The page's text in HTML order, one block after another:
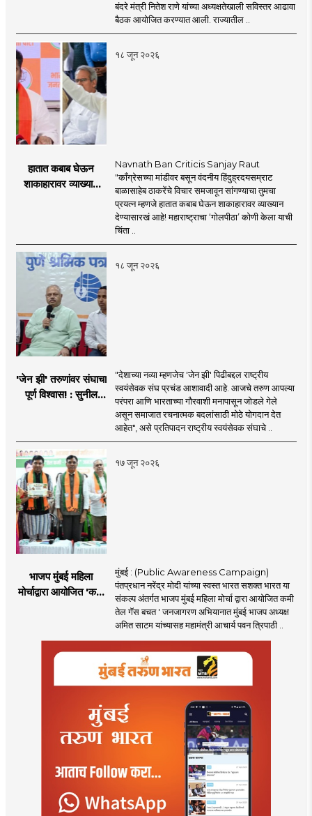
प्रस्ताव
बंदरे मंत्री नितेश राणे यांच्या अध्यक्षतेखाली सविस्तर आढावा
बैठक आयोजित करण्यात आली. राज्यातील ..
१८ जून २०२६
हातात कबाब घेऊन
शाकाहारावर व्याख्यान
Navnath Ban Criticis Sanjay Raut
"काँग्रेसच्या मांडीवर बसून वंदनीय हिंदुह्रदयसम्राट
बाळासाहेब ठाकरेंचे विचार समजावून सांगण्याचा तुमचा
प्रयत्न म्हणजे हातात कबाब घेऊन शाकाहारावर व्याख्यान
देण्यासारखं आहे! महाराष्ट्राचा ‘गोलपीठा’ कोणी केला याची
चिंता ..
१८ जून २०२६
'जेन झी' तरुणांवर संघाचा
पूर्ण विश्वास! : सुनील
"देशाच्या नव्या म्हणजेच 'जेन झी' पिढीबद्दल राष्ट्रीय
स्वयंसेवक संघ प्रचंड आशावादी आहे. आजचे तरुण आपल्या
परंपरा आणि भारताच्या गौरवाशी मनापासून जोडले गेले
असून समाजात रचनात्मक बदलांसाठी मोठे योगदान देत
आहेत", असे प्रतिपादन राष्ट्रीय स्वयंसेवक संघाचे ..
१७ जून २०२६
भाजप मुंबई महिला
मोर्चाद्वारा आयोजित 'कमी
मुंबई : (Public Awareness Campaign)
पंतप्रधान नरेंद्र मोदी यांच्या स्वस्त भारत सशक्त भारत या
संकल्प अंतर्गत भाजप मुंबई महिला मोर्चा द्वारा आयोजित कमी
तेल गॅस बचत ' जनजागरण अभियानात मुंबई भाजप अध्यक्ष
अमित साटम यांच्यासह महामंत्री आचार्य पवन त्रिपाठी ..